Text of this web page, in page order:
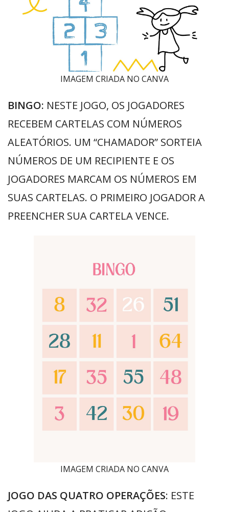
IMAGEM CRIADA NO CANVA
BINGO: NESTE JOGO, OS JOGADORES
RECEBEM CARTELAS COM NÚMEROS
ALEATÓRIOS. UM “CHAMADOR” SORTEIA
NÚMEROS DE UM RECIPIENTE E OS
JOGADORES MARCAM OS NÚMEROS EM
SUAS CARTELAS. O PRIMEIRO JOGADOR A
PREENCHER SUA CARTELA VENCE.
IMAGEM CRIADA NO CANVA
JOGO DAS QUATRO OPERAÇÕES: ESTE